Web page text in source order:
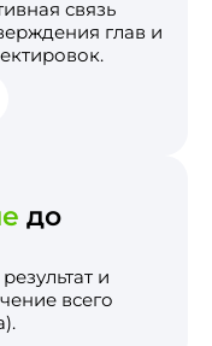
связь
глав и
до
и
всего